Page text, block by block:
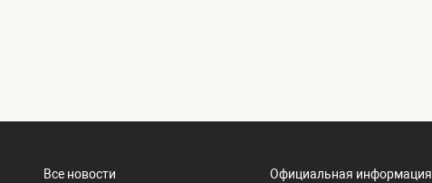
Все новости Официальная информация